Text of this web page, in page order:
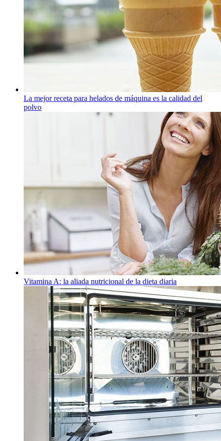
La mejor receta para helados de máquina es la calidad del
polvo
Vitamina A: la aliada nutricional de la dieta diaria